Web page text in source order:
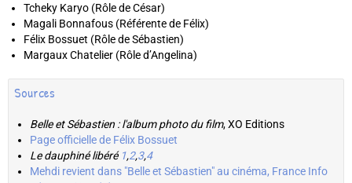
Tcheky Karyo (Rôle de César)
Magali Bonnafous (Référente de Félix)
Félix Bossuet (Rôle de Sébastien)
Margaux Chatelier (Rôle d’Angelina)
Sources
Belle et Sébastien : l'album photo du film, XO Editions
Page officielle de Félix Bossuet
Le dauphiné libéré 1,2,3,4
Mehdi revient dans "Belle et Sébastien" au cinéma, France Info